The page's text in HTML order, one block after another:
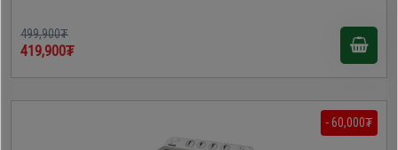
499,900₮
419,900₮
- 60,000₮